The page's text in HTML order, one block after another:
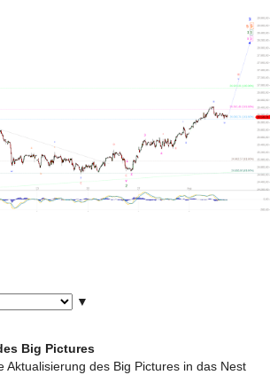
▼
Big Pictures
Aktualisierung des Big Pictures in das Nest